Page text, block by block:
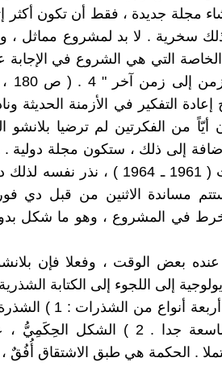
مجلة جديدة ، فقط أن تكون أكثر
سخرية . لا بد لمشروع مماثل ،
الخاصة التي هي الشروع في الإجابة
أيّاً من الفكرتين لم ترضيا بلانشو
إلى ذلك ، ستكون مجلة دولية
المشروع وقته قرابة أربع سنوات ( 1961 ـ
مساندة الاثنين من قبل دي
في المشروع ، وهو ما شكل
بعض الوقت ، وفعلا فإن
إلى اللجوء إلى الكتابة
" يمكن القول باختصار ،
سوى لحظة جدلية لمجموعة شاسعة جدا . 2 )
. الحكمة هي طبق الاشتقاق أُفُقٌ ،